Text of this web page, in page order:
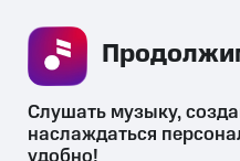
СКАЧАТЬ
Слушать музыку,
наслаждаться